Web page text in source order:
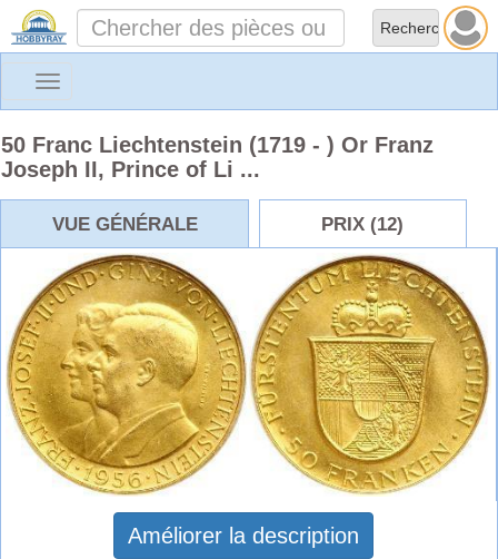
Toggle
50 Franc Liechtenstein (1719 - ) Or Franz
Joseph II, Prince of Li ...
VUE GÉNÉRALE PRIX (12)
Améliorer la description